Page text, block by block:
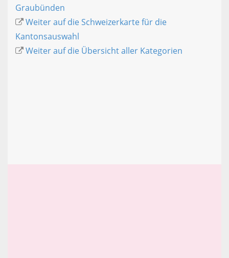
Graubünden
Weiter auf die Schweizerkarte für die
Kantonsauswahl
Weiter auf die Übersicht aller Kategorien